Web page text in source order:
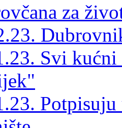
za
Svi
Potpisuju